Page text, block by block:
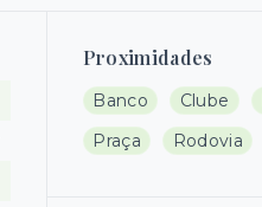
Proximidades
Banco Clube
Praça
Rodovia